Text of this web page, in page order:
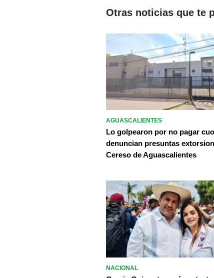
Otras noticias que te
AGUASCALIENTES
Lo golpearon por no pagar
denuncian presuntas
Cereso de Aguascalientes
NACIONAL